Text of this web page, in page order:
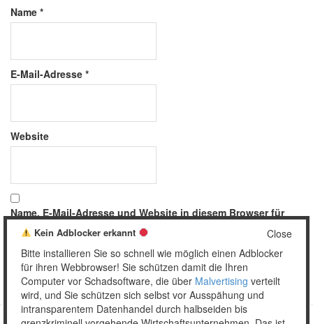
Name *
E-Mail-Adresse *
Website
Name, E-Mail-Adresse und Website in diesem Browser für
meinen nächsten Kommentar speichern.
Close
Kein Adblocker erkannt
Bitte installieren Sie so schnell wie möglich einen Adblocker
für ihren Webbrowser! Sie schützen damit die Ihren
Computer vor Schadsoftware, die über Malvertising verteilt
wird, und Sie schützen sich selbst vor Ausspähung und
intransparentem Datenhandel durch halbseiden bis